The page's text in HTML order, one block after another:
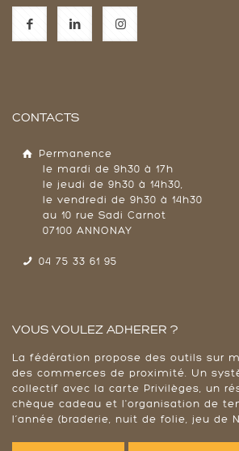
CONTACTS
Permanence
le mardi de 9h30 à 17h
le jeudi de 9h30 à 14h30,
le vendredi de 9h30 à 14h30
au 10 rue Sadi Carnot
07100 ANNONAY
04 75 33 61 95
VOUS VOULEZ ADHERER ?
La fédération propose des outils sur
des commerces de proximité. Un
collectif avec la carte Privilèges, un
chèque cadeau et l'organisation de
l’année (braderie, nuit de folie, jeu de